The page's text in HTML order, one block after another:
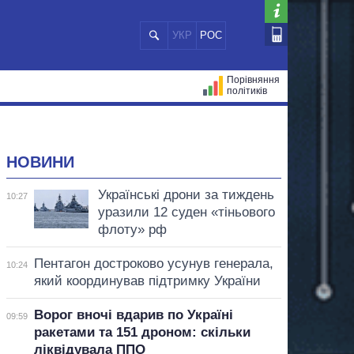
УКР РОС
Порівняння
політиків
НОВИНИ
10:27
Українські дрони за тиждень
уразили 12 суден «тіньового
флоту» рф
10:24
Пентагон достроково усунув генерала,
який координував підтримку України
09:59
Ворог вночі вдарив по Україні
ракетами та 151 дроном: скільки
ліквідувала ППО